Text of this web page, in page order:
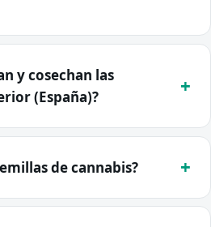
y cosechan las
(España)?
de cannabis?